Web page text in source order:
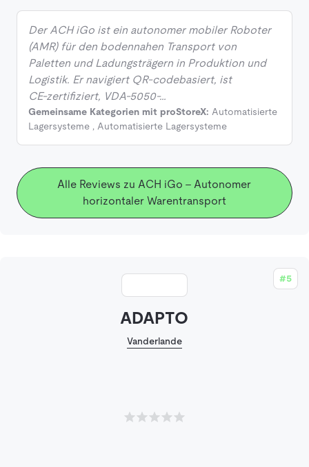
Der ACH iGo ist ein autonomer mobiler Roboter
(AMR) für den bodennahen Transport von
Paletten und Ladungsträgern in Produktion und
Logistik. Er navigiert QR‑codebasiert, ist
CE‑zertifiziert, VDA‑5050‑…
Gemeinsame Kategorien mit proStoreX: Automatisierte
Lagersysteme , Automatisierte Lagersysteme
Alle Reviews zu ACH iGo - Autonomer
horizontaler Warentransport
#5
ADAPTO
Vanderlande